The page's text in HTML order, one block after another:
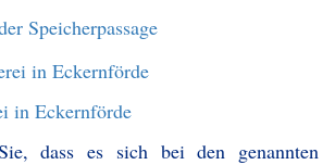
Speicherpassage
in Eckernförde
dass es sich bei den genannten